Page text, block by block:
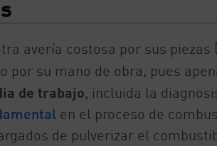
avería costosa por sus piezas
por su mano de obra, pues
de trabajo, incluida la
en el proceso de
de pulverizar el